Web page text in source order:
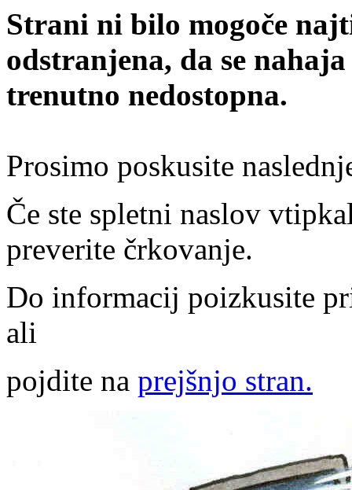
Strani ni bilo mogoče
odstranjena, da se
trenutno nedostopna.
Prosimo poskusite
Če ste spletni naslov
preverite črkovanje.
Do informacij poizkusite
ali
pojdite na prejšnjo stran.